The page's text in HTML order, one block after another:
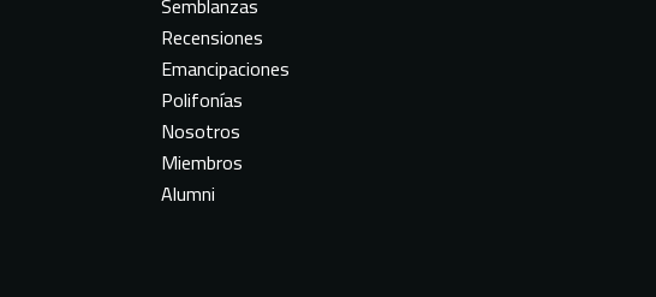
Recensiones
Emancipaciones
Polifonías
Nosotros
Miembros
Alumni